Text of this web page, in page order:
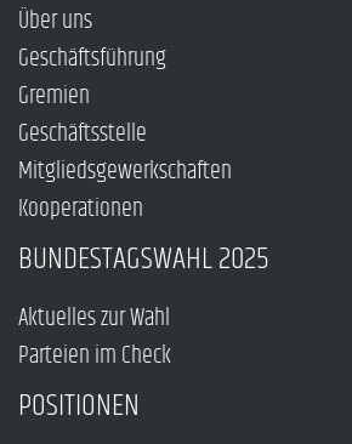
Über uns
Geschäftsführung
Gremien
Geschäftsstelle
Mitgliedsgewerkschaften
Kooperationen
BUNDESTAGSWAHL 2025
Aktuelles zur Wahl
Parteien im Check
POSITIONEN